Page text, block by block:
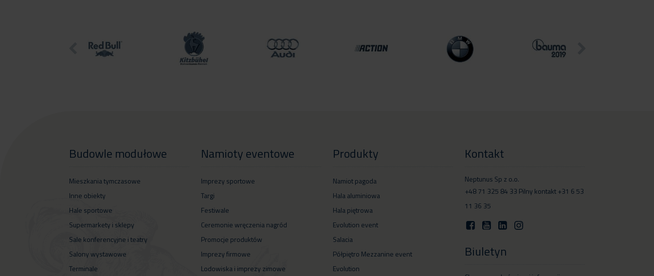
Budowle modułowe
Mieszkania tymczasowe
Inne obiekty
Hale sportowe
Supermarkety i sklepy
Sale konferencyjne i teatry
Salony wystawowe
Terminale
Namioty eventowe
Imprezy sportowe
Targi
Festiwale
Ceremonie wręczenia nagród
Promocje produktów
Imprezy firmowe
Lodowiska i imprezy zimowe
Produkty
Namiot pagoda
Hala aluminiowa
Hala piętrowa
Evolution event
Salacia
Półpiętro Mezzanine event
Evolution
Kontakt
Neptunus Sp z o.o.
+48 71 325 84 33 Pilny kontakt +31 6 53
11 36 35
Biuletyn